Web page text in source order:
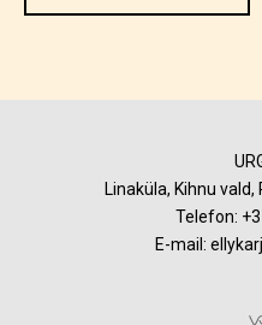
Linaküla, Kihnu
Telefon:
E-mail: